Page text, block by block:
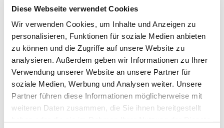
Diese Webseite verwendet Cookies
Wir verwenden Cookies, um Inhalte und Anzeigen zu
personalisieren, Funktionen für soziale Medien anbieten
zu können und die Zugriffe auf unsere Website zu
analysieren. Außerdem geben wir Informationen zu Ihrer
Verwendung unserer Website an unsere Partner für
soziale Medien, Werbung und Analysen weiter. Unsere
Partner führen diese Informationen möglicherweise mit
weiteren Daten zusammen, die Sie ihnen bereitgestellt
könnte der SRI auf 5 oder sogar 4 fallen. Dies
zu einem vermeintlich niedrigeren Marktrisiko
führt.
Ein Aktien-ETF beginnt mit einem SRI von 4.
Nach fünf Jahren fallender Kurse und steigender
Volatilität könnte der SRI auf 5 oder 6 steigen.
Die erhöhte Marktvolatilität führt zu einem
vermeintlich höheren Marktrisiko und damit zu
einem höheren SRI.